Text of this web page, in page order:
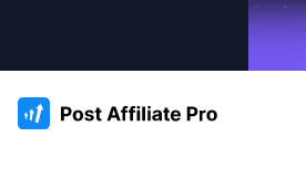
:site.title